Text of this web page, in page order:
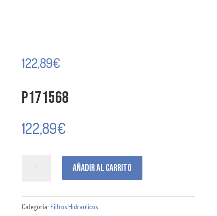
122,89€
P171568
122,89€
Añadir al carrito
Categoría: Filtros Hidraulicos